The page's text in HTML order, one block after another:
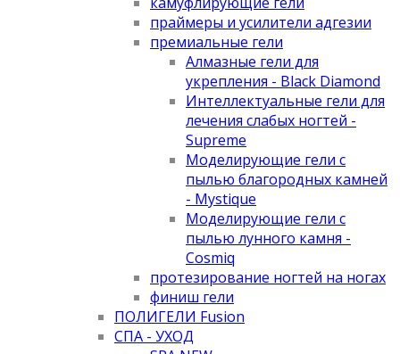
праймеры и усилители адгезии
премиальные гели
Алмазные гели для
укрепления - Black Diamond
Интеллектуальные гели для
лечения слабых ногтей -
Supreme
Моделирующие гели с
пылью благородных камней
- Mystique
Моделирующие гели с
пылью лунного камня -
Cosmiq
протезирование ногтей на ногах
финиш гели
ПОЛИГЕЛИ Fusion
СПА - УХОД